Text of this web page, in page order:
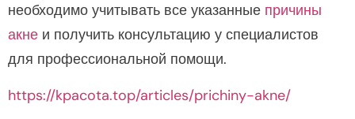
необходимо учитывать все указанные причины
акне и получить консультацию у специалистов
для профессиональной помощи.
https://kpacota.top/articles/prichiny-akne/